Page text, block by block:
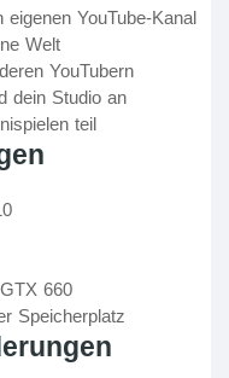
YouTube-Kanal
Welt
YouTubern
dein Studio an
teil
660
Speicherplatz